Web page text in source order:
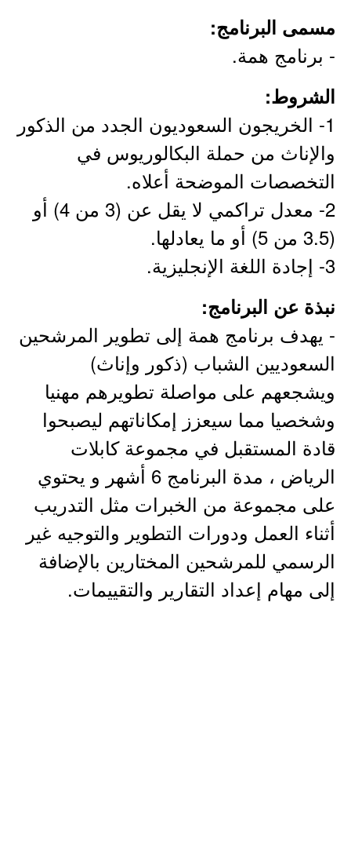
مسمى البرنامج:
- برنامج همة.
الشروط:
1- الخريجون السعوديون الجدد من الذكور
والإناث من حملة البكالوريوس في
التخصصات الموضحة أعلاه.
2- معدل تراكمي لا يقل عن (3 من 4) أو
(3.5 من 5) أو ما يعادلها.
3- إجادة اللغة الإنجليزية.
نبذة عن البرنامج:
- يهدف برنامج همة إلى تطوير المرشحين
السعوديين الشباب (ذكور وإناث)
ويشجعهم على مواصلة تطويرهم مهنيا
وشخصيا مما سيعزز إمكاناتهم ليصبحوا
قادة المستقبل في مجموعة كابلات
الرياض ، مدة البرنامج 6 أشهر و يحتوي
على مجموعة من الخبرات مثل التدريب
أثناء العمل ودورات التطوير والتوجيه غير
الرسمي للمرشحين المختارين بالإضافة
إلى مهام إعداد التقارير والتقييمات.